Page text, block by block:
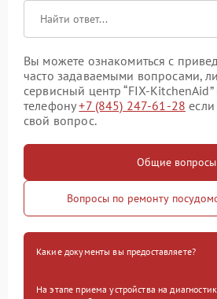
Вы можете ознакомиться с
часто задаваемыми вопросами,
сервисный центр “FIX-
телефону+7 (845) 247-61-28
свой вопрос.
Общие вопросы
Вопросы по ремонту
Какие документы вы предоставляете?
На этапе приема устройства на